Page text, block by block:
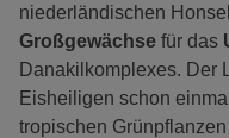
niederländischen
Großgewächse für das
Danakilkomplexes. Der
Eisheiligen schon
tropischen